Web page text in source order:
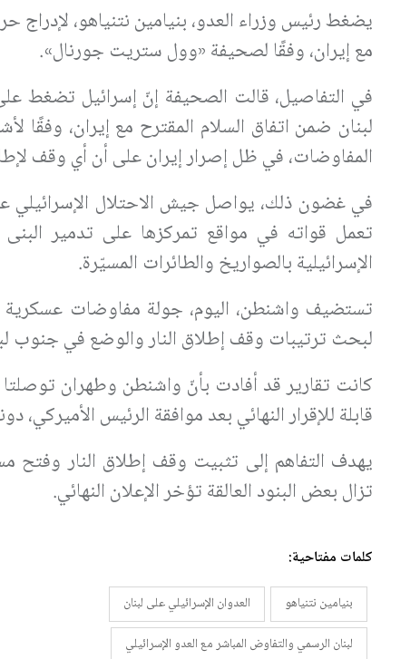
يضغط رئيس وزراء العدو، بنيامين نتنياهو، لإدراج
مع إيران، وفقًا لصحيفة «وول ستريت جورنال».
في التفاصيل، قالت الصحيفة إنّ إسرائيل تضغط على
لبنان ضمن اتفاق السلام المقترح مع إيران،
المفاوضات، في ظل إصرار إيران على أن أي وقف
في غضون ذلك، يواصل جيش الاحتلال الإسرائيلي
تعمل قواته في مواقع تمركزها على تدمير
الإسرائيلية بالصواريخ والطائرات المسيّرة.
لبحث ترتيبات وقف إطلاق النار والوضع في جنوب
قابلة للإقرار النهائي بعد موافقة الرئيس الأميركي،
يهدف التفاهم إلى تثبيت وقف إطلاق النار وفتح
تزال بعض البنود العالقة تؤخر الإعلان النهائي.
كلمات مفتاحية:
بنيامين نتنياهو
العدوان الإسرائيلي على لبنان
لبنان الرسمي والتفاوض المباشر مع العدو الإسرائيلي